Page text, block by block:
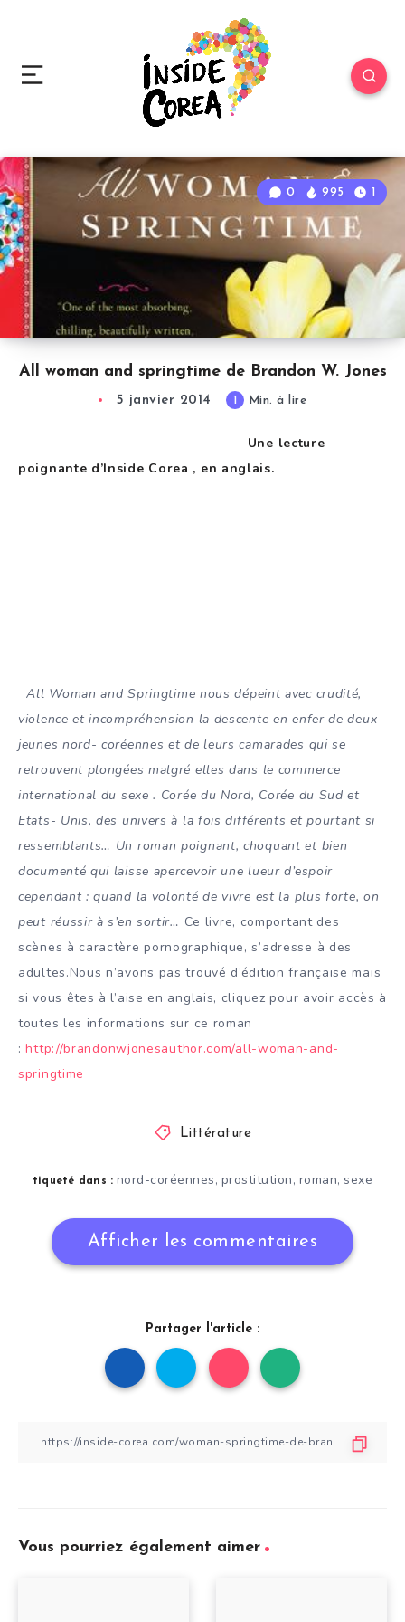
All woman and springtime de Brandon W. Jones
0 995 1
5 janvier 2014 1 Min. à lire
Une lecture
poignante d’Inside Corea , en anglais.
All Woman and Springtime nous dépeint avec crudité,
violence et incompréhension la descente en enfer de deux
jeunes nord- coréennes et de leurs camarades qui se
retrouvent plongées malgré elles dans le commerce
international du sexe . Corée du Nord, Corée du Sud et
Etats- Unis, des univers à la fois différents et pourtant si
ressemblants… Un roman poignant, choquant et bien
documenté qui laisse apercevoir une lueur d’espoir
cependant : quand la volonté de vivre est la plus forte, on
peut réussir à s’en sortir… Ce livre, comportant des
scènes à caractère pornographique, s’adresse à des
adultes.Nous n’avons pas trouvé d’édition française mais
si vous êtes à l’aise en anglais, cliquez pour avoir accès à
toutes les informations sur ce roman
:http://brandonwjonesauthor.com/all-woman-and-
springtime
Littérature
tiqueté dans : nord-coréennes, prostitution, roman,sexe
Afficher les commentaires
Partager l'article :
Vous pourriez également aimer